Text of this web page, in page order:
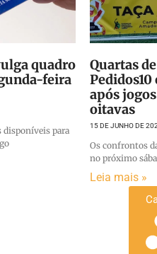
quadro
feira
disponíveis para
Quartas
após
oitavas
15 DE JUNHO DE
Os confrontos
no próximo
Leia mais »